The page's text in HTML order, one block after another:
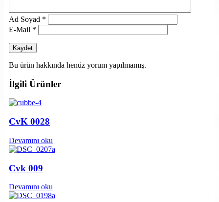
Ad Soyad *
E-Mail *
Bu ürün hakkında henüz yorum yapılmamış.
İlgili Ürünler
CvK 0028
Devamını oku
Cvk 009
Devamını oku